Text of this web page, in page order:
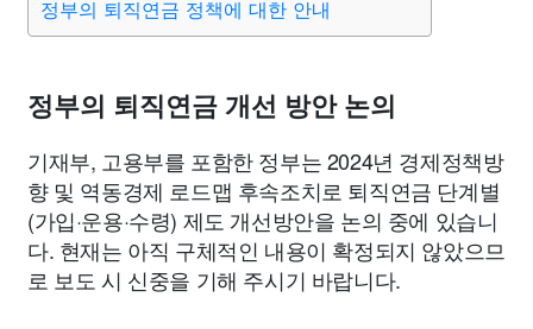
맛집 IT 컴퓨터 기술 종교 사회 정치
의료 의학 경제 마케팅 부동산 외국어
교통 생활 기타
정부의 퇴직연금 정책에 대한 안내
정부의 퇴직연금 개선 방안 논의
기재부, 고용부를 포함한 정부는 2024년 경제정책방
향 및 역동경제 로드맵 후속조치로 퇴직연금 단계별
(가입·운용·수령) 제도 개선방안을 논의 중에 있습니
다. 현재는 아직 구체적인 내용이 확정되지 않았으므
로 보도 시 신중을 기해 주시기 바랍니다.